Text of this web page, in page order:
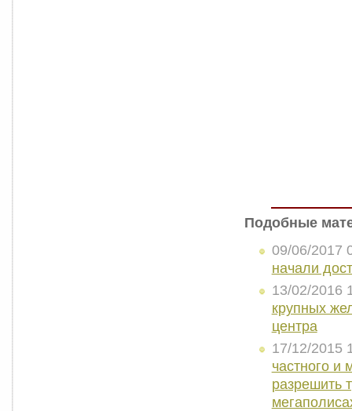
Подобные
09/06/2017
начали
13/02/2016
крупных
центра
17/12/2015
частного и
разрешить